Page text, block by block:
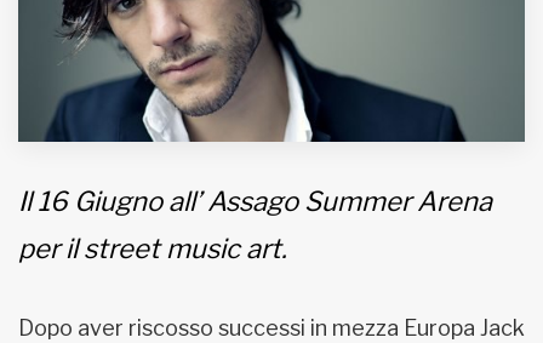
Iscriviti alla newsletter
www.viveremilano.info
Fondato e diretto da Enzo De
EDB edizioni - Via Brivio angolo C.
Informativa sulla privacy
Il 16 Giugno all’ Assago Summer Arena
per il street music art.
Dopo aver riscosso successi in mezza Europa Jack